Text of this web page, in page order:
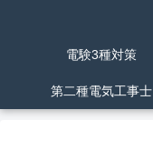
電験3種対策
第二種電気工事士